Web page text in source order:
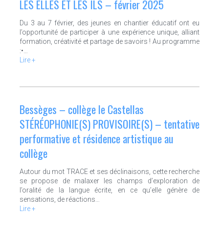
LES ELLES ET LES ILS – février 2025
Du 3 au 7 février, des jeunes en chantier éducatif ont eu
l’opportunité de participer à une expérience unique, alliant
formation, créativité et partage de savoirs ! Au programme
:•…
Lire +
Bessèges – collège le Castellas
STÉRÉOPHONIE(S) PROVISOIRE(S) – tentative
performative et résidence artistique au
collège
Autour du mot TRACE et ses déclinaisons, cette recherche
se propose de malaxer les champs d’exploration de
l’oralité de la langue écrite, en ce qu’elle génère de
sensations, de réactions…
Lire +